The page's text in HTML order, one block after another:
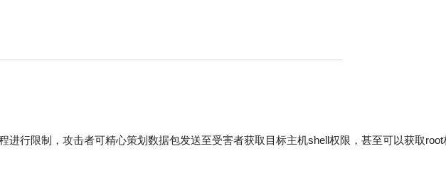
行限制，攻击者可精心策划数据包发送至受害者获取目标主机shell权限，甚至可以获取root